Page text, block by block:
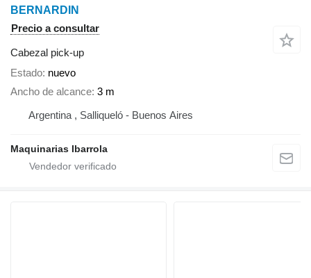
BERNARDIN
Precio a consultar
Cabezal pick-up
Estado nuevo
Ancho de alcance 3 m
Argentina , Salliqueló - Buenos Aires
Maquinarias Ibarrola